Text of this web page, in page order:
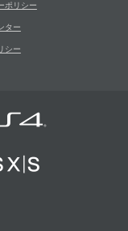
ポリシー
ター
シー